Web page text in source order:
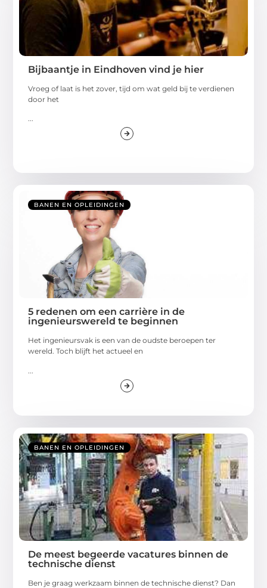
Bijbaantje in Eindhoven vind je hier
Vroeg of laat is het zover, tijd om wat geld bij te verdienen
door het
...
BANEN EN OPLEIDINGEN
5 redenen om een carrière in de
ingenieurswereld te beginnen
Het ingenieursvak is een van de oudste beroepen ter
wereld. Toch blijft het actueel en
BANEN EN OPLEIDINGEN
De meest begeerde vacatures binnen de
technische dienst
Ben je graag werkzaam binnen de technische dienst? Dan